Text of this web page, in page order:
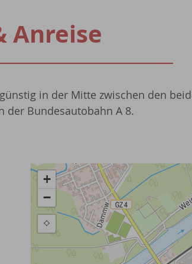
Anreise
in der Mitte zwischen den
der Bundesautobahn A 8.